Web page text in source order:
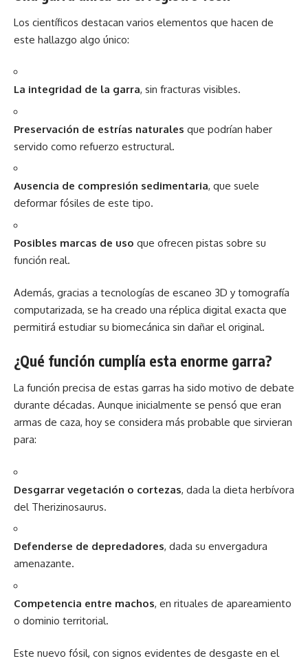
Los científicos destacan varios elementos que hacen de
este hallazgo algo único:
La integridad de la garra, sin fracturas visibles.
Preservación de estrías naturales que podrían haber
servido como refuerzo estructural.
Ausencia de compresión sedimentaria, que suele
deformar fósiles de este tipo.
Posibles marcas de uso que ofrecen pistas sobre su
función real.
Además, gracias a tecnologías de escaneo 3D y tomografía
computarizada, se ha creado una réplica digital exacta que
permitirá estudiar su biomecánica sin dañar el original.
¿Qué función cumplía esta enorme garra?
La función precisa de estas garras ha sido motivo de debate
durante décadas. Aunque inicialmente se pensó que eran
armas de caza, hoy se considera más probable que sirvieran
para:
Desgarrar vegetación o cortezas, dada la dieta herbívora
del Therizinosaurus.
Defenderse de depredadores, dada su envergadura
amenazante.
Competencia entre machos, en rituales de apareamiento
o dominio territorial.
Este nuevo fósil, con signos evidentes de desgaste en el